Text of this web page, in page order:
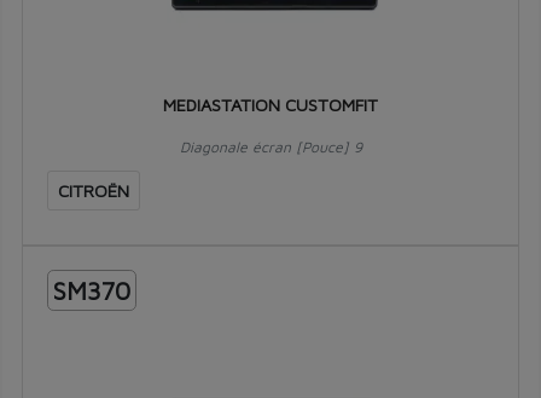
MEDIASTATION CUSTOMFIT
Diagonale écran [Pouce] 9
CITROËN
SM370